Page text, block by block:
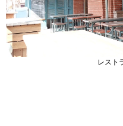
レスト